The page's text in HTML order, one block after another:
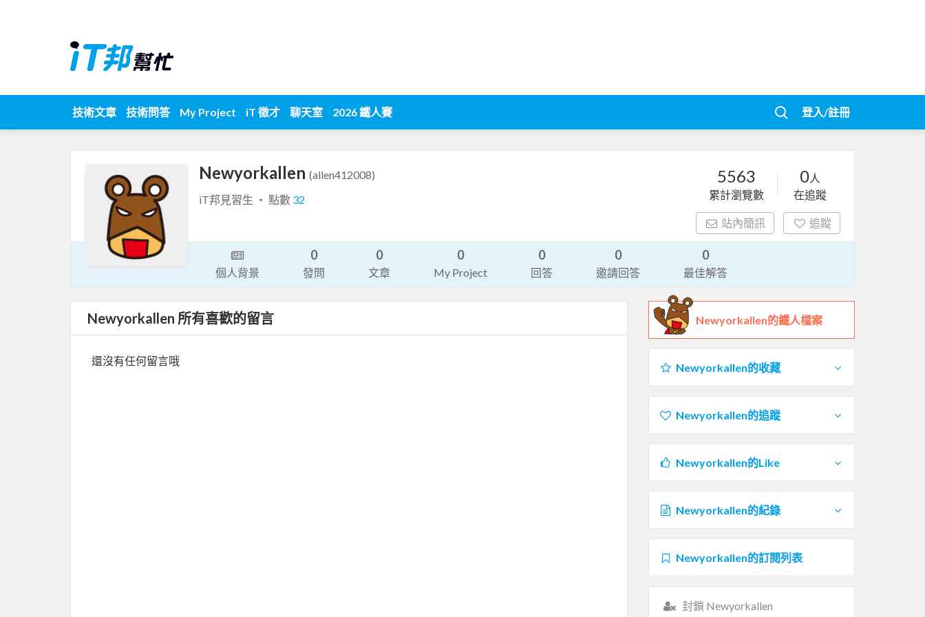
技術文章 技術問答 My Project iT 徵才 聊天室 2026 鐵人賽 登入/註冊
Newyorkallen (allen412008)
iT邦見習生 ‧ 點數 32
5563
累計瀏覽數
0人
在追蹤
站內簡訊 追蹤
個人背景
0
發問
0
文章
0
My Project
0
回答
0
邀請回答
0
最佳解答
Newyorkallen 所有喜歡的留言
還沒有任何留言哦
Newyorkallen的鐵人檔案
Newyorkallen的收藏
Newyorkallen的追蹤
Newyorkallen的Like
Newyorkallen的紀錄
Newyorkallen的訂閱列表
封鎖 Newyorkallen